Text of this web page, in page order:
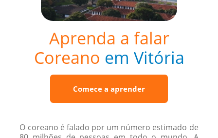
Aprenda a falar
Coreano em Vitória
Comece a aprender
O coreano é falado por um número estimado de